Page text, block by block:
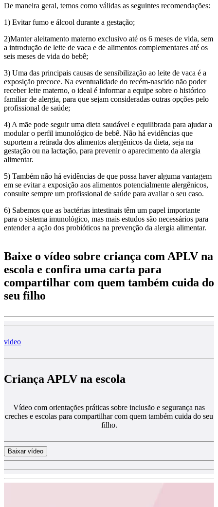
De maneira geral, temos como válidas as seguintes recomendações:
1) Evitar fumo e álcool durante a gestação;
2)Manter aleitamento materno exclusivo até os 6 meses de vida, sem
a introdução de leite de vaca e de alimentos complementares até os
seis meses de vida do bebê;
3) Uma das principais causas de sensibilização ao leite de vaca é a
exposição precoce. Na eventualidade do recém-nascido não poder
receber leite materno, o ideal é informar a equipe sobre o histórico
familiar de alergia, para que sejam consideradas outras opções pelo
profissional de saúde;
4) A mãe pode seguir uma dieta saudável e equilibrada para ajudar a
modular o perfil imunológico de bebê. Não há evidências que
suportem a retirada dos alimentos alergênicos da dieta, seja na
gestação ou na lactação, para prevenir o aparecimento da alergia
alimentar.
5) Também não há evidências de que possa haver alguma vantagem
em se evitar a exposição aos alimentos potencialmente alergênicos,
consulte sempre um profissional de saúde para avaliar o seu caso.
6) Sabemos que as bactérias intestinais têm um papel importante
para o sistema imunológico, mas mais estudos são necessários para
entender a ação dos probióticos na prevenção da alergia alimentar.
Baixe o vídeo sobre criança com APLV na
escola e confira uma carta para
compartilhar com quem também cuida do
seu filho
video
Criança APLV na escola
Vídeo com orientações práticas sobre inclusão e segurança nas
creches e escolas para compartilhar com quem também cuida do seu
filho.
Baixar vídeo